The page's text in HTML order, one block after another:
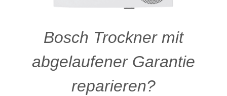
Bosch Trockner mit
abgelaufener Garantie
reparieren?